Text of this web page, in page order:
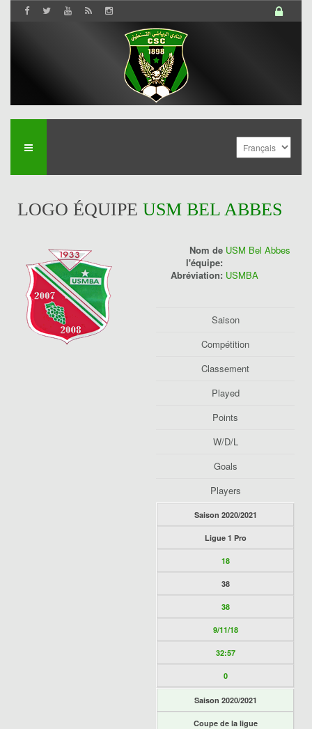
LOGO ÉQUIPE USM BEL ABBES
Nom de
l'équipe:
USM Bel Abbes
Abréviation: USMBA
History
Saison
Compétition
Classement
Played
Points
W/D/L
Goals
Players
Saison 2020/2021
Ligue 1 Pro
18
38
38
9/11/18
32:57
0
Saison 2020/2021
Coupe de la ligue